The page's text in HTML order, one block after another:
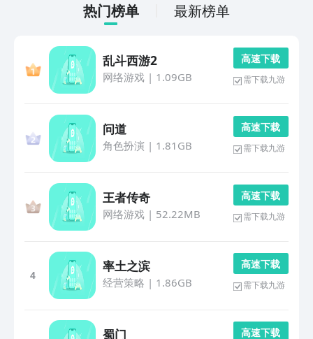
热门榜单 最新榜单
乱斗西游2
网络游戏| 1.09GB
高 速 下 载
需下载九游
问道
角色扮演 | 1.81GB
高 速 下 载
需下载九游
王者传奇
网络游戏| 52.22MB
高 速 下 载
需下载九游
4
率土之滨
经营策略 | 1.86GB
高 速 下 载
需下载九游
蜀门 高 速 下 载